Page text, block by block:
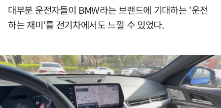
대부분 운전자들이 BMW라는 브랜드에 기대하는 '운전
하는 재미'를 전기차에서도 느낄 수 있었다.